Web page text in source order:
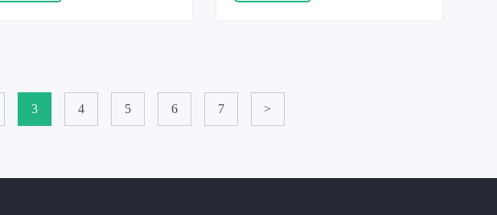
件选型验证、通信产品认证测试。
3 4 5 6 7 >